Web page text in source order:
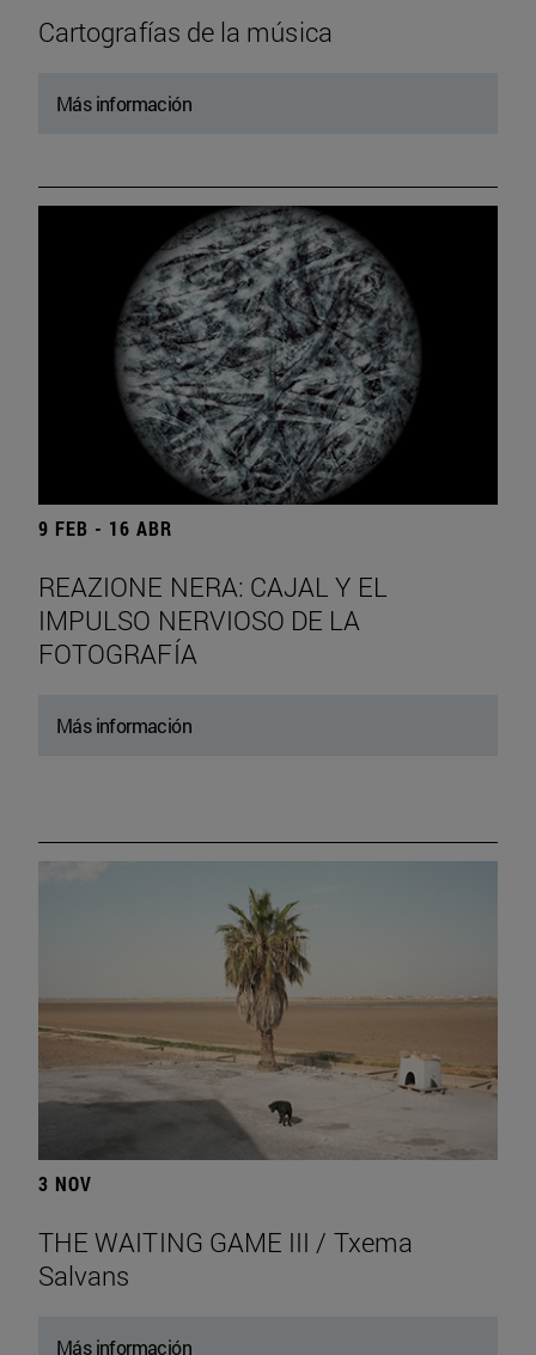
Cartografías de la música
Más información
9 FEB - 16 ABR
REAZIONE NERA: CAJAL Y EL
IMPULSO NERVIOSO DE LA
FOTOGRAFÍA
Más información
3 NOV
THE WAITING GAME III / Txema
Salvans
Más información